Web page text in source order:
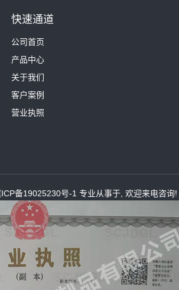
快速通道
公司首页
产品中心
关于我们
客户案例
营业执照
备19025230号-1 专业从事于, 欢迎来电咨询!